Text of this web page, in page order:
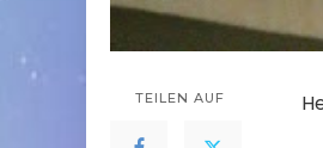
TEILEN AUF